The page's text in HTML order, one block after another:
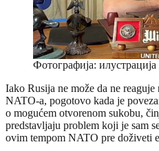
Фотографија: илустрација
Iako Rusija ne može da ne
NATO-a, pogotovo kada je
o mogućem otvorenom sukobu,
predstavljaju problem koji je sam
ovim tempom NATO pre doživeti